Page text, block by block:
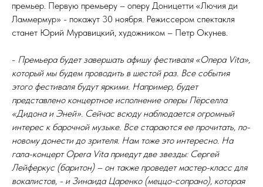
премьер. Первую премьеру – оперу Доницетти «Лючия ди
Ламмермур» - покажут 30 ноября. Режиссером спектакля
станет Юрий Муравицкий, художником – Петр Окунев.
- Премьера будет завершать афишу фестиваля «Опера Vita»,
который мы будем проводить в шестой раз. Все события
этого фестиваля будут яркими. Например, будет
представлено концертное исполнение оперы Пёрселла
«Дидона и Эней». Сейчас всюду наблюдается огромный
интерес к барочной музыке. Все стараются ее прочитать, по-
новому донести до зрителя. Нам тоже это интересно. На
гала-концерт Opera Vita приедут две звезды: Сергей
Лейферкус (баритон) – он также проведет мастер-класс для
вокалистов, - и Зинаида Царенко (меццо-сопрано), которая